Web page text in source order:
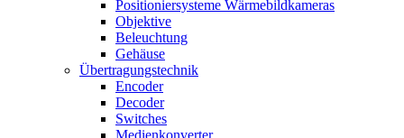
Positioniersysteme Wärmebildkameras
Objektive
Beleuchtung
Gehäuse
Übertragungstechnik
Encoder
Decoder
Switches
Medienkonverter